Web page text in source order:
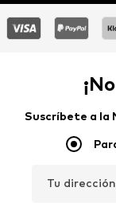
Suscríbete a la
Tu